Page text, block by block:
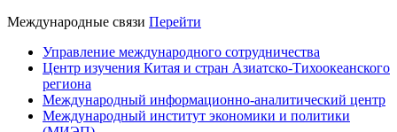
Международные связи Перейти
Управление международного сотрудничества
Центр изучения Китая и стран Азиатско-Тихоокеанского
региона
Международный информационно-аналитический центр
Международный институт экономики и политики